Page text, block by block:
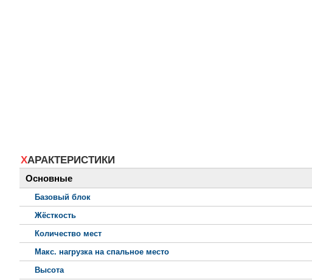
ХАРАКТЕРИСТИКИ
Основные
Базовый блок
Жёсткость
Количество мест
Макс. нагрузка на спальное место
Высота